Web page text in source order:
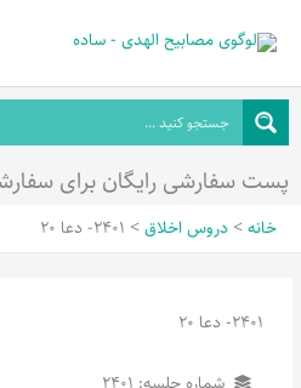
محتوا
پست سفارشی رایگان برای سفارشات بالای
خانه دروس اخلاق 2401- دعا 20
2401- دعا 20